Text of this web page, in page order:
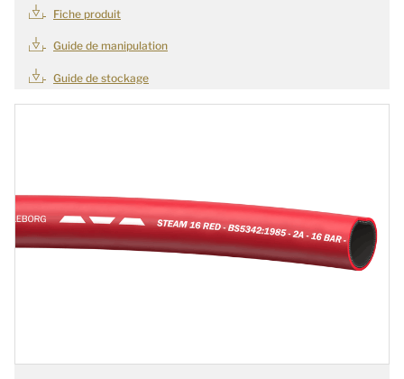
Fiche produit
Guide de manipulation
Guide de stockage